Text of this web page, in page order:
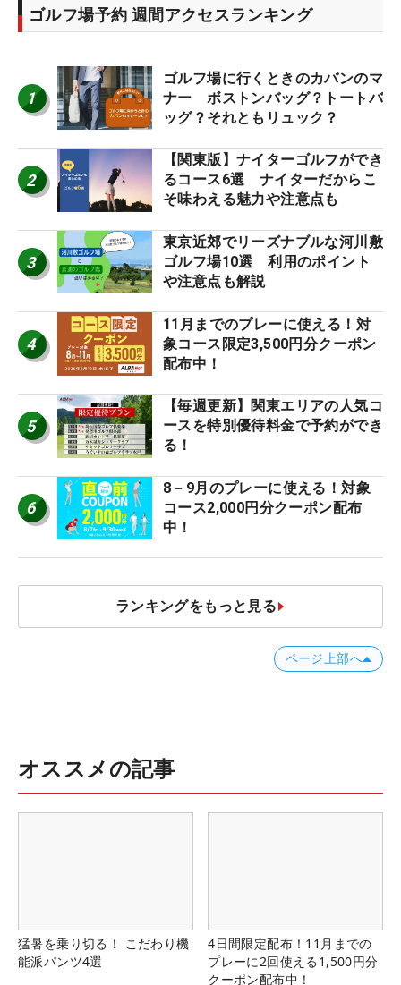
ゴルフ場予約 週間アクセスランキング
1
ゴルフ場に行くときのカバンのマ
ナー ボストンバッグ？トートバ
ッグ？それともリュック？
2
【関東版】ナイターゴルフができ
るコース6選 ナイターだからこ
そ味わえる魅力や注意点も
3
東京近郊でリーズナブルな河川敷
ゴルフ場10選 利用のポイント
や注意点も解説
4
11月までのプレーに使える！対
象コース限定3,500円分クーポン
配布中！
5
【毎週更新】関東エリアの人気コ
ースを特別優待料金で予約ができ
る！
6
8－9月のプレーに使える！対象
コース2,000円分クーポン配布
中！
ランキングをもっと見る
ページ上部へ
オススメの記事
猛暑を乗り切る！ こだわり機
能派パンツ4選
4日間限定配布！11月までの
プレーに2回使える1,500円分
クーポン配布中！